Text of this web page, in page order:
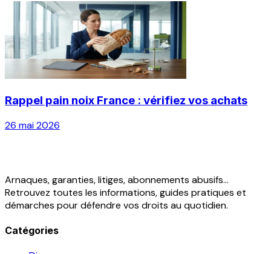
Rappel pain noix France : vérifiez vos achats
26 mai 2026
Arnaques, garanties, litiges, abonnements abusifs...
Retrouvez toutes les informations, guides pratiques et
démarches pour défendre vos droits au quotidien.
Catégories